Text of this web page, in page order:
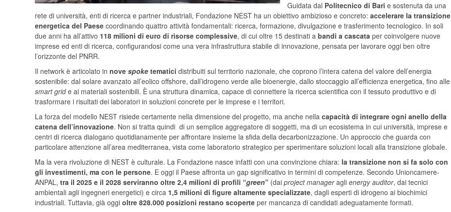
Guidata dal Politecnico di Bari e sostenuta da una
rete di università, enti di ricerca e partner industriali, Fondazione NEST ha un obiettivo ambizioso e concreto: accelerare la transizione
energetica del Paese coordinando quattro attività fondamentali: ricerca, formazione, divulgazione e trasferimento tecnologico. In soli
due anni ha all’attivo 118 milioni di euro di risorse complessive, di cui oltre 15 destinati a bandi a cascata per coinvolgere nuove
imprese ed enti di ricerca, configurandosi come una vera infrastruttura stabile di innovazione, pensata per lavorare oggi ben oltre
l’orizzonte del PNRR.
Il network è articolato in nove spoke tematici distribuiti sul territorio nazionale, che coprono l’intera catena del valore dell’energia
sostenibile: dal solare avanzato all’eolico offshore, dall’idrogeno verde alle bioenergie, dallo stoccaggio all’efficienza energetica, fino alle
smart gride ai materiali sostenibili. È una struttura dinamica, capace di connettere la ricerca scientifica con il tessuto produttivo e di
trasformare i risultati dei laboratori in soluzioni concrete per le imprese e i territori.
La forza del modello NEST risiede certamente nella dimensione del progetto, ma anche nella capacità di integrare ogni anello della
catena dell’innovazione. Non si tratta quindi di un semplice aggregatore di soggetti, ma di un ecosistema in cui università, imprese e
centri di ricerca dialogano quotidianamente per affrontare insieme la sfida della decarbonizzazione. Un approccio che guarda con
particolare attenzione all’area mediterranea, vista come laboratorio strategico per sperimentare soluzioni locali alla transizione globale.
Ma la vera rivoluzione di NEST è culturale. La Fondazione nasce infatti con una convinzione chiara: la transizione non si fa solo con
gli investimenti, ma con le persone. E oggi il Paese affronta un gap significativo in termini di competenze. Secondo Unioncamere-
ANPAL, tra il 2025 e il 2028 serviranno oltre 2,4 milioni di profili “green” (dai project manageragli energy auditor, dai tecnici
ambientali agli ingegneri energetici) e circa 1,5 milioni di figure altamente specializzate, dagli esperti di idrogeno ai biochimici
industriali. Tuttavia, già oggi oltre 828.000 posizioni restano scoperte per mancanza di candidati adeguatamente formati.